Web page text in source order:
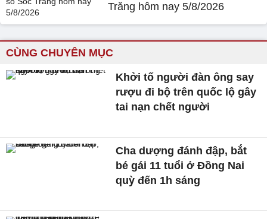
Trăng hôm nay 5/8/2026
CÙNG CHUYÊN MỤC
Khởi tố người đàn ông say
rượu đi bộ trên quốc lộ gây
tai nạn chết người
Cha dượng đánh đập, bắt
bé gái 11 tuổi ở Đồng Nai
quỳ đến 1h sáng